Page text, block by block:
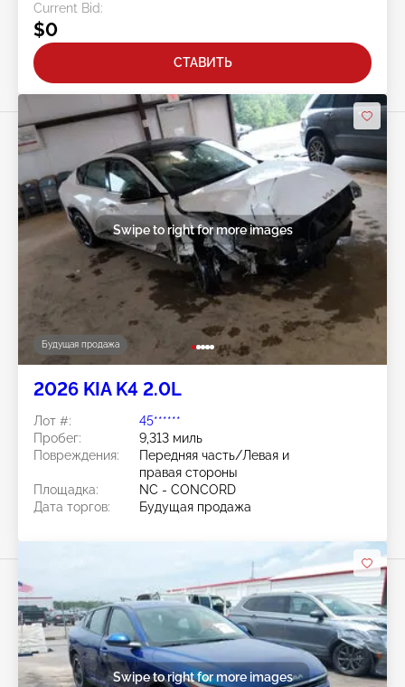
Current Bid:
$0
СТАВИТЬ
Будущая продажа
Swipe to right for more images
2026 KIA K4 2.0L
Лот #:
45******
Пробег:
9,313 миль
Повреждения:
Передняя часть/Левая и
правая стороны
Площадка:
NC - CONCORD
Дата торгов:
Будущая продажа
Swipe to right for more images